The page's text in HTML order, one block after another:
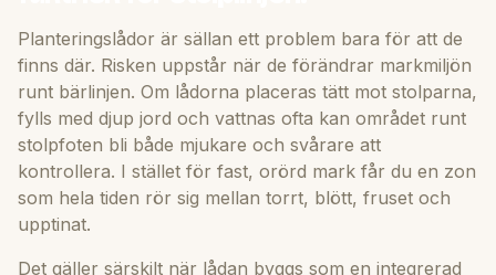
Planteringslådor är sällan ett problem bara för att de
finns där. Risken uppstår när de förändrar markmiljön
runt bärlinjen. Om lådorna placeras tätt mot stolparna,
fylls med djup jord och vattnas ofta kan området runt
stolpfoten bli både mjukare och svårare att
kontrollera. I stället för fast, orörd mark får du en zon
som hela tiden rör sig mellan torrt, blött, fruset och
upptinat.
Det gäller särskilt när lådan byggs som en integrerad